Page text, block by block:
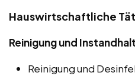
Hauswirtschaftliche
Reinigung und
Reinigung und